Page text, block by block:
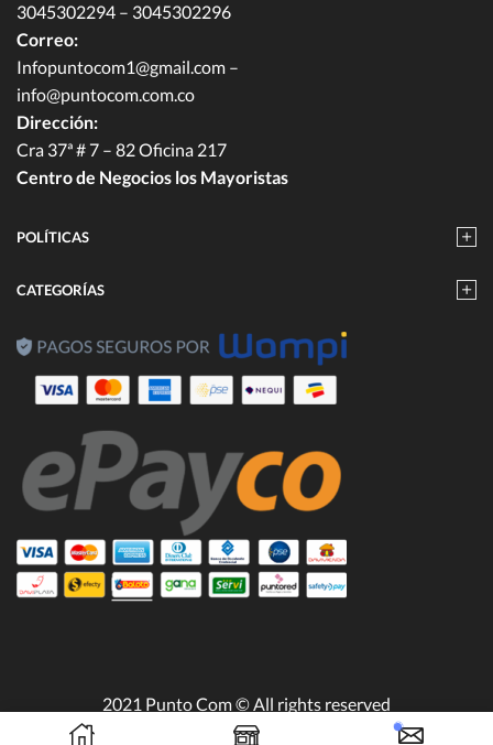
3045302294 – 3045302296
Correo:
Infopuntocom1@gmail.com –
info@puntocom.com.co
Dirección:
Cra 37ª # 7 – 82 Oficina 217
Centro de Negocios los Mayoristas
POLÍTICAS
CATEGORÍAS
2021 Punto Com © All rights reserved